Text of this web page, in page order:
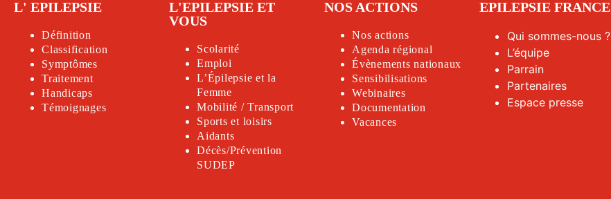
L' EPILEPSIE
Définition
Classification
Symptômes
Traitement
Handicaps
Témoignages
L'EPILEPSIE ET
VOUS
Scolarité
Emploi
L’Épilepsie et la
Femme
Mobilité / Transport
Sports et loisirs
Aidants
Décès/Prévention
SUDEP
NOS ACTIONS
Nos actions
Agenda régional
Évènements nationaux
Sensibilisations
Webinaires
Documentation
Vacances
EPILEPSIE FRANCE
Qui sommes-nous ?
L’équipe
Parrain
Partenaires
Espace presse